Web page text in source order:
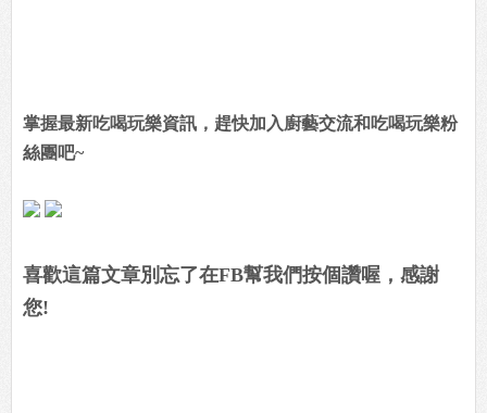
掌握最新吃喝玩樂資訊，趕快加入廚藝交流和吃喝玩樂粉
絲團吧~
喜歡這篇文章別忘了在FB幫我們按個讚喔，感謝
您!